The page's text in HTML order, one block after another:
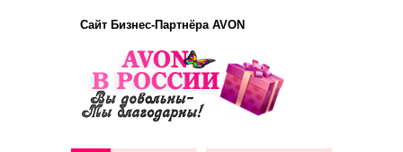
Сайт Бизнес-Партнёра AVON